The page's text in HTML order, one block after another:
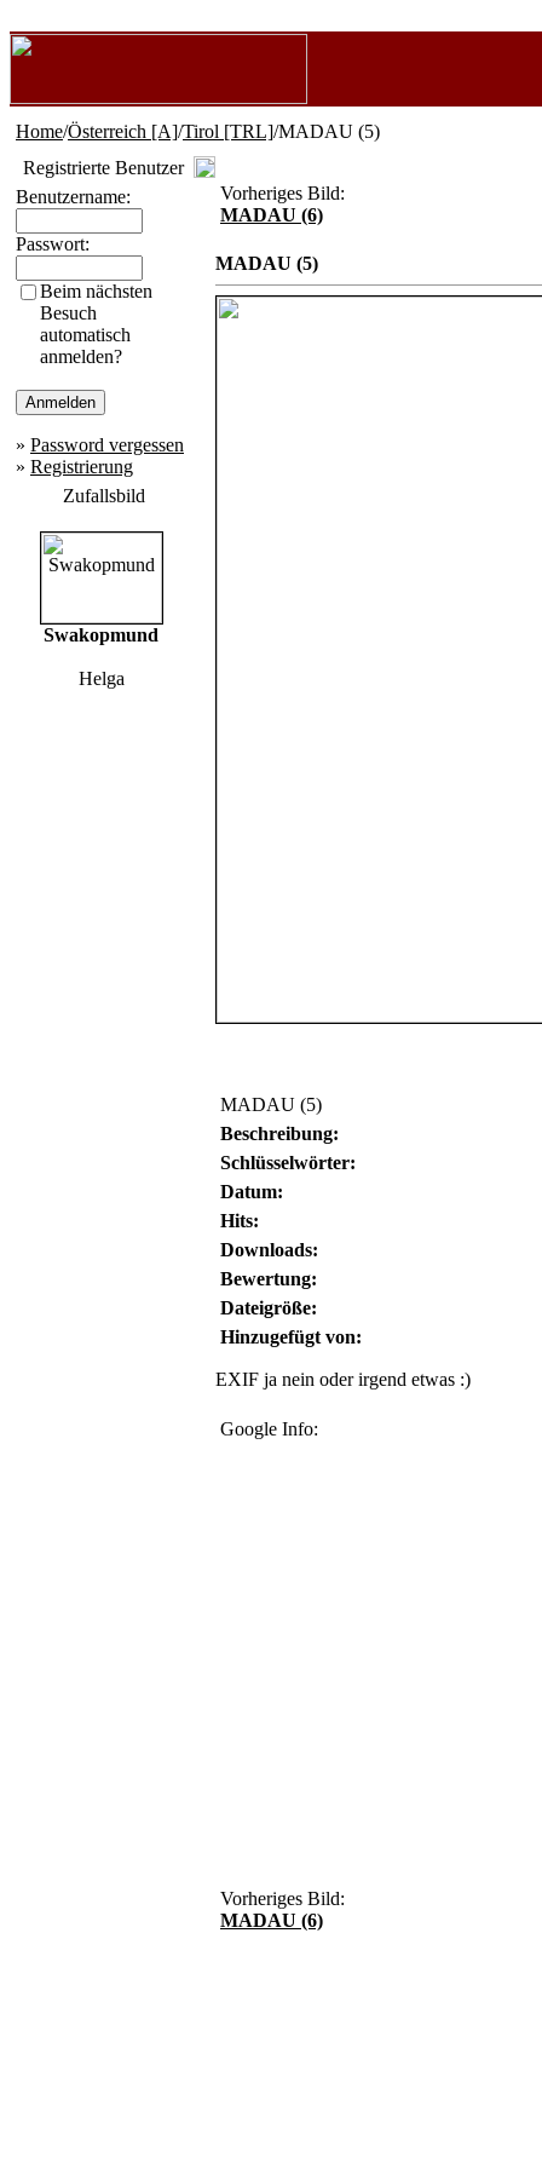
Home/Österreich [A]/Tirol [TRL]/MADAU (5)
Registrierte Benutzer
Benutzername:
Passwort:
Beim nächsten
Besuch
automatisch
anmelden?
» Password vergessen
» Registrierung
Zufallsbild
Swakopmund
Helga
Vorheriges Bild:
MADAU (6)
MADAU (5)
MADAU (5)
Beschreibung:
Schlüsselwörter:
Datum:
Hits:
Downloads:
Bewertung:
Dateigröße:
Hinzugefügt von:
EXIF ja nein oder irgend etwas :)
Google Info:
Vorheriges Bild:
MADAU (6)